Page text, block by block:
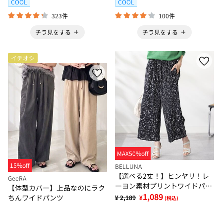
COOL
323件
チラ見をする
COOL
100件
チラ見をする
イチオシ
15%off
GeeRA
【体型カバー】上品なのにラク
ちんワイドパンツ
MAX50%off
BELLUNA
【選べる2丈！】ヒンヤリ！レ
ーヨン素材プリントワイドパン
ツ
¥ 2,189 ¥1,089 (税込)